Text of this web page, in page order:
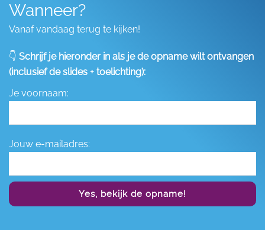
Wanneer?
Vanaf vandaag terug te kijken!
👇 Schrijf je hieronder in als je de opname wilt ontvangen
(inclusief de slides + toelichting):
Je voornaam:
Jouw e-mailadres:
Yes, bekijk de opname!